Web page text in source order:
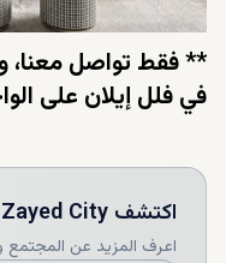
** فقط تواصل معنا،
في فلل إيلان على
اكتشف City
اعرف المزيد عن المجتمع